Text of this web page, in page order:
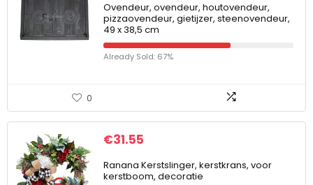
Ovendeur, ovendeur, houtovendeur,
pizzaovendeur, gietijzer, steenovendeur,
49 x 38,5 cm
Already Sold: 67%
0
€31.55
Ranana Kerstslinger, kerstkrans, voor
kerstboom, decoratie